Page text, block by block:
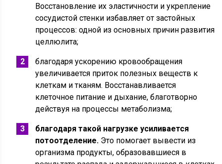
Восстановление их эластичности и укрепление
сосудистой стенки избавляет от застойных
процессов: одной из основных причин развития
целлюлита;
благодаря ускорению кровообращения
увеличивается приток полезных веществ к
клеткам и тканям. Восстанавливается
клеточное питание и дыхание, благотворно
действуя на процессы метаболизма;
благодаря такой нагрузке усиливается
потоотделение. Это помогает вывести из
организма продукты, образовавшиеся в